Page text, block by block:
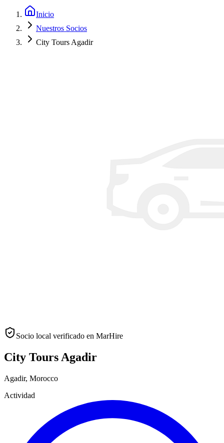
Inicio
Nuestros Socios
City Tours Agadir
Socio local verificado en MarHire
City Tours Agadir
Agadir, Morocco
Actividad